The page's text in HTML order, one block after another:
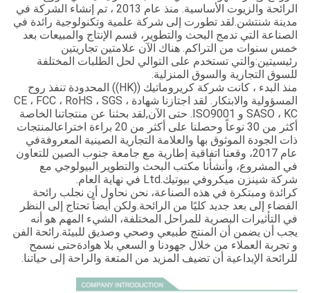
الرائحة والزيوت الأساسية. منذ عام 2013 ، تم إنشاء الشركة في
مدينة شنتشن.لقد تطورت إلى شركة علمية وتكنولوجية رائدة في
الصناعة التي تدمج البحث والتطوير، قسم الإنتاج والمبيعات بعد
خمس سنوات من التراكم. هناك الآن علامتين تجاريتين
رئيسيتين:والتي تستخدم على التوالي لحل الطلبات المختلفة
للسوق التجارية والسوق المنزلية.
منذ البدء ، كانت شركة كريروماتيك ((HK)) المحدودة تنفذ روح
المسؤولية والابتكار. لقد اجتازنا شهادة CE ، FCC ، RoHS ، SGS ،
SASO ، KC و ISO9001. حتى الآن,لقد بحثنا عن منتجاتنا الخاصة
أكثر من 30 نوعاً وحصلنا على أكثر من 20 براءة اختراعالمنتجات
ذات الجودة الموثوق بها والعلامة التجارية الصينية المعروفةفي
عام 2017، وقعنا اتفاقية إطارية مع جامعة جنوب الصين للتعاون
في المشروع، وأنشأنا مكتب البحث والتطوير البيولوجي مع
شركة شينزن ميكروفي بيوتيك.Ltd في نهاية العام.
كرائدة ومبتكرة في هذه الصناعة، نحن نحاول أن نجلب رائحة
الفضاء إلى بعد جديد كليًا من الرائحة.ولكن أيضاً تحتاج إلى النظر
في التأثيرات البصرية للمراحل المختلفة، الشيء المهم هو أنه
يجب أن يضمن أن المنتج طبيعي وصحي وصديق للبيئة.رائحة الفن
و تجربة العملاء من خلال جهودنا و السعي بلا هوادةحتى نسمح
للرائحة الإبداعية أن تضيف المزيد من المتعة والراحة إلى حياتنا.